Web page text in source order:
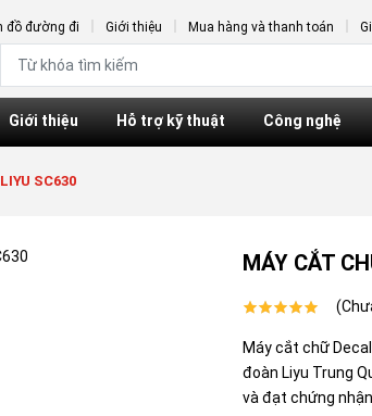
đồ đường đi Giới thiệu Mua hàng và thanh toán
Giới thiệu Hỗ trợ kỹ thuật Công nghệ
SC630
MÁY CẮT
Máy cắt chữ
đoàn Liyu Trung
và đạt chứng